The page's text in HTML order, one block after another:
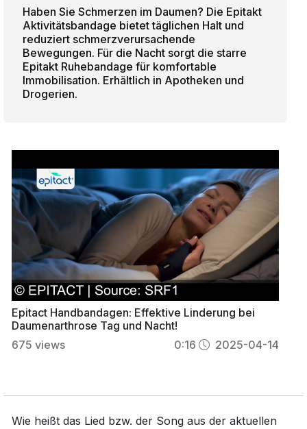
Haben Sie Schmerzen im Daumen? Die Epitakt
Aktivitätsbandage bietet täglichen Halt und
reduziert schmerzverursachende
Bewegungen. Für die Nacht sorgt die starre
Epitakt Ruhebandage für komfortable
Immobilisation. Erhältlich in Apotheken und
Drogerien.
Epitact Handbandagen: Effektive Linderung bei
Daumenarthrose Tag und Nacht!
675 views 0:16 2025-04-14
Wie heißt das Lied bzw. der Song aus der aktuellen